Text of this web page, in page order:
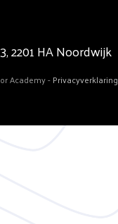
2201 HA Noordwijk
Academy -Privacyverklaring